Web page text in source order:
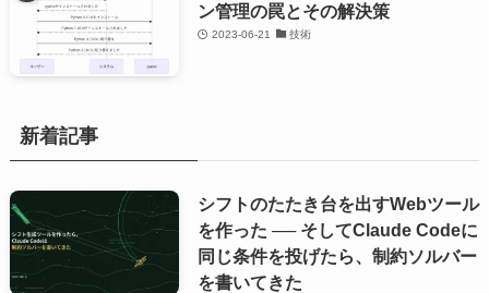
ン管理の罠とその解決策
2023-06-21 技術
新着記事
シフトのたたき台を出すWebツール
を作った ── そしてClaude Codeに
同じ条件を投げたら、制約ソルバー
を書いてきた